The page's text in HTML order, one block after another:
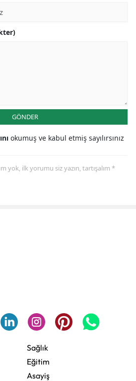
GÖNDER
okumuş ve kabul etmiş sayılırsınız
yok, ilk yorumu siz yazın, tartışalım *
Sağlık
Eğitim
Asayiş